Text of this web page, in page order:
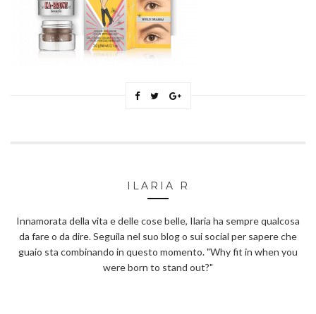
ILARIA R
Innamorata della vita e delle cose belle, Ilaria ha sempre qualcosa
da fare o da dire. Seguila nel suo blog o sui social per sapere che
guaio sta combinando in questo momento. "Why fit in when you
were born to stand out?"